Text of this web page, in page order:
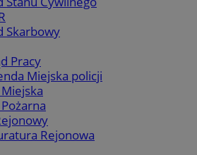
Skarbowy
Pracy
Miejska policji
Rejonowa